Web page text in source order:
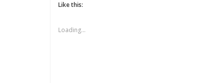
Like this:
Loading...